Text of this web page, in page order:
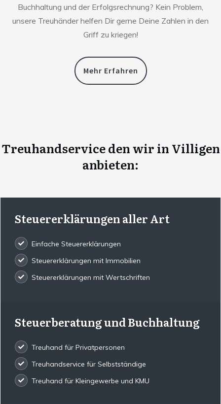
Buchhaltung und der Erfolgsrechnung? Kein Problem,
unsere Treuhänder helfen Dir gerne Deine Zahlen in den
Griff zu kriegen!
Mehr Erfahren
Treuhandservice den wir in Villigen
anbieten:
Steuererklärungen aller Art
Einfache Steuererklärungen
Steuererklärungen mit Immobilien
Steuererklärungen mit Wertschriften
Steuerberatung und Buchhaltung
Treuhand für Privatpersonen
Treuhandservice für Selbstständige
Treuhand für Kleingewerbe und KMU